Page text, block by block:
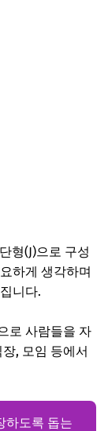
형(J)으로 구성
하게 생각하며
니다.
로 사람들을 자
, 모임 등에서
하도록 돕는